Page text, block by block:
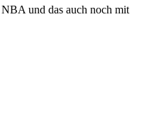
und das auch noch mit